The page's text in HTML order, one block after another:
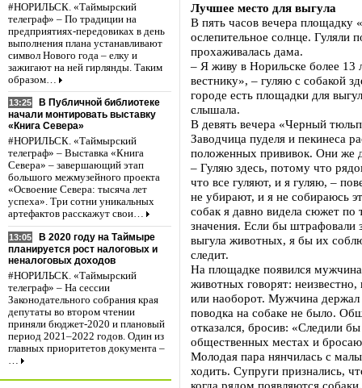
#НОРИЛЬСК. «Таймырский
телеграф» – По традиции на
предприятиях-передовиках в день
выполнения плана устанавливают
символ Нового года – елку и
зажигают на ней гирлянды. Таким
образом…
13:25
В Публичной библиотеке
начали монтировать выставку
«Книга Севера»
#НОРИЛЬСК. «Таймырский
телеграф» – Выставка «Книга
Севера» – завершающий этап
большого межмузейного проекта
«Освоение Севера: тысяча лет
успеха». Три сотни уникальных
артефактов расскажут свои…
13:05
В 2020 году на Таймыре
планируется рост налоговых и
неналоговых доходов
#НОРИЛЬСК. «Таймырский
телеграф» – На сессии
Законодательного собрания края
депутаты во втором чтении
приняли бюджет-2020 и плановый
период 2021–2022 годов. Один из
главных приоритетов документа –
…
Лучшее место для выгула
В пять часов вечера площадку
ослепительное солнце. Гуляли
прохаживалась дама.
– Я живу в Норильске более 13
вестнику», – гуляю с собакой
городе есть площадки для
слышала.
В девять вечера «Черный
Заводчица пуделя и пекинеса
положенных прививок. Они же
– Гуляю здесь, потому что
что все гуляют, и я гуляю, –
не убирают, и я не собираюсь
собак я давно видела сюжет по
значения. Если бы штрафовали
выгула животных, я бы их
следит.
На площадке появился
животных говорят: неизвестно,
или наоборот. Мужчина
поводка на собаке не было.
отказался, бросив: «Следили
общественных местах и
Молодая пара нянчилась с
ходить. Супруги признались,
когда рядом появляются